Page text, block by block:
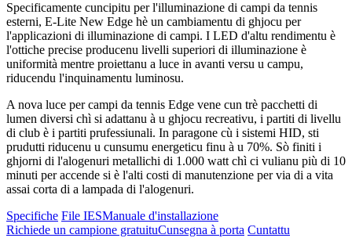
Specificamente cuncipitu per l'illuminazione di campi da tennis
esterni, E-Lite New Edge hè un cambiamentu di ghjocu per
l'applicazioni di illuminazione di campi. I LED d'altu rendimentu è
l'ottiche precise producenu livelli superiori di illuminazione è
uniformità mentre proiettanu a luce in avanti versu u campu,
riducendu l'inquinamentu luminosu.
A nova luce per campi da tennis Edge vene cun trè pacchetti di
lumen diversi chì si adattanu à u ghjocu recreativu, i partiti di livellu
di club è i partiti prufessiunali. In paragone cù i sistemi HID, sti
prudutti riducenu u cunsumu energeticu finu à u 70%. Sò finiti i
ghjorni di l'alogenuri metallichi di 1.000 watt chì ci vulianu più di 10
minuti per accende si è l'alti costi di manutenzione per via di a vita
assai corta di a lampada di l'alogenuri.
Specifiche File IESManuale d'installazione
Richiede un campione gratuituCunsegna à porta Cuntattu